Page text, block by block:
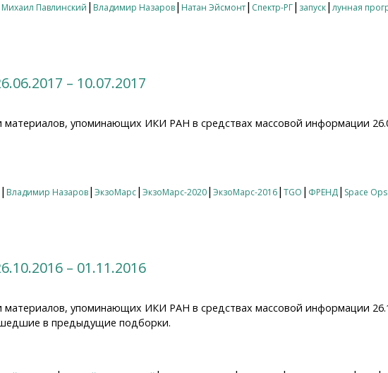
Михаил Павлинский | Владимир Назаров| Натан Эйсмонт| Спектр-РГ| запуск| лунная
– 10.07.2017
материалов, упоминающих ИКИ РАН в средствах массовой информации
| Владимир Назаров| ЭкзоМарс| ЭкзоМарс-2020| ЭкзоМарс-2016| TGO | ФРЕНД| Space Ops
– 01.11.2016
материалов, упоминающих ИКИ РАН в средствах массовой информации
в предыдущие подборки.